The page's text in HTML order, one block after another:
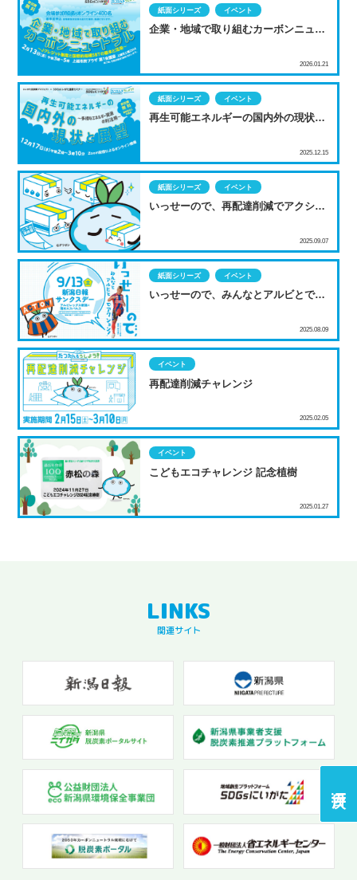
企業・地域で取り組むカーボンニュー
紙面シリーズ イベント
2026.01.21
再生可能エネルギーの国内外の現状と
紙面シリーズ イベント
2025.12.15
いっせーので、再配達削減でアクショ
紙面シリーズ イベント
2025.09.07
いっせーので、みんなとアルビとでア
紙面シリーズ イベント
2025.08.09
再配達削減チャレンジ
イベント
2025.02.05
こどもエコチャレンジ 記念植樹
イベント
2025.01.27
関連サイト